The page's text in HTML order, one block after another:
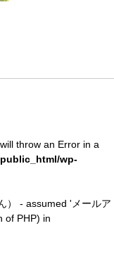
throw an Error in a
wp-
） - assumed 'メールア
of PHP) in